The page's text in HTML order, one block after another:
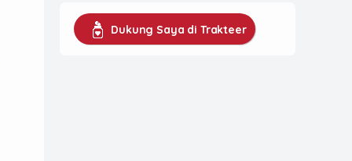
Kaprodi UMKM
Dukung Saya di Trakteer